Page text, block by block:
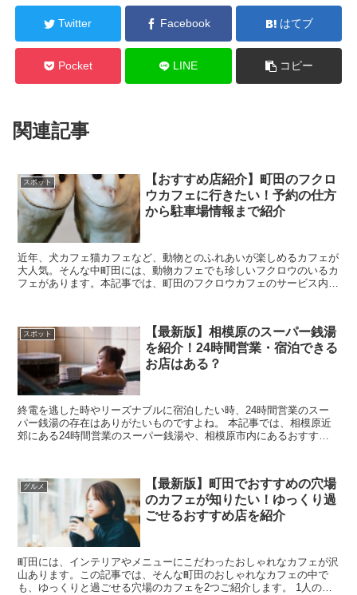
Twitter Facebook はてブ
Pocket LINE コピー
関連記事
スポット
【おすすめ店紹介】町田のフクロ
ウカフェに行きたい！予約の仕方
から駐車場情報まで紹介
近年、犬カフェ猫カフェなど、動物とのふれあいが楽しめるカフェが
大人気。そんな中町田には、動物カフェでも珍しいフクロウのいるカ
フェがあります。本記事では、町田のフクロウカフェのサービス内容
スポット
【最新版】相模原のスーパー銭湯
を紹介！24時間営業・宿泊できる
お店はある？
終電を逃した時やリーズナブルに宿泊したい時、24時間営業のスー
パー銭湯の存在はありがたいものですよね。 本記事では、相模原近
郊にある24時間営業のスーパー銭湯や、相模原市内にあるおすすめ
グルメ
【最新版】町田でおすすめの穴場
のカフェが知りたい！ゆっくり過
ごせるおすすめ店を紹介
町田には、インテリアやメニューにこだわったおしゃれなカフェが沢
山あります。この記事では、そんな町田のおしゃれなカフェの中で
も、ゆっくりと過ごせる穴場のカフェを2つご紹介します。 1人の時